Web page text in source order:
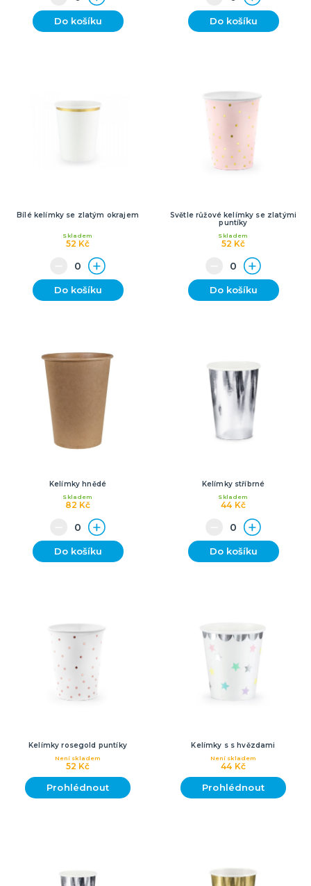
Do košíku Do košíku
Bílé kelímky se zlatým okrajem
52 Kč
Skladem
Do košíku
Světle růžové kelímky se zlatými
puntíky
52 Kč
Skladem
Do košíku
Kelímky hnědé
82 Kč
Skladem
Do košíku
Kelímky stříbrné
44 Kč
Skladem
Do košíku
Kelímky rosegold puntíky
52 Kč
Není skladem
Prohlédnout
Kelímky s s hvězdami
44 Kč
Není skladem
Prohlédnout